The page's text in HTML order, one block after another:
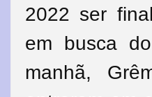
2022 ser
em busca
manhã,